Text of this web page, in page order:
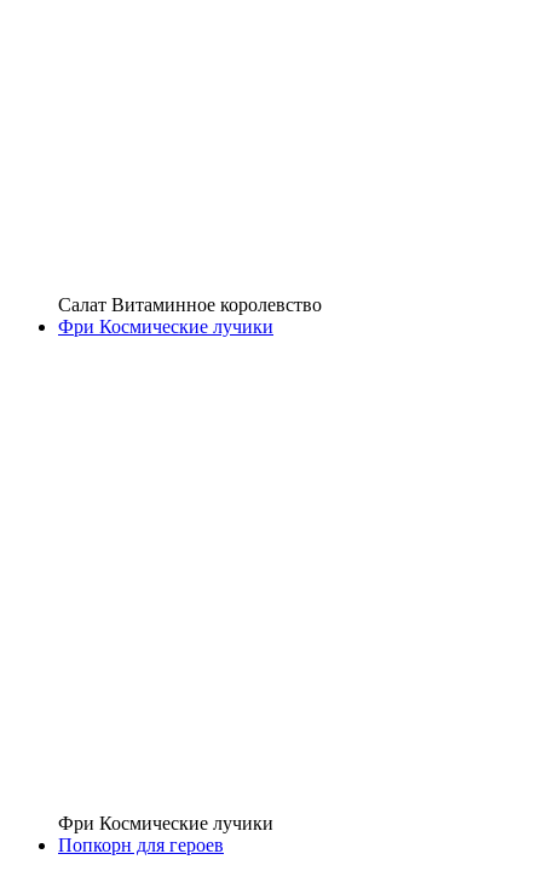
Салат Витаминное королевство
Фри Космические лучики
Фри Космические лучики
Попкорн для героев